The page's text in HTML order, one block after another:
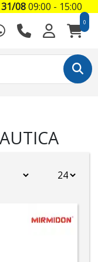
0
31/0809:00 - 15:00